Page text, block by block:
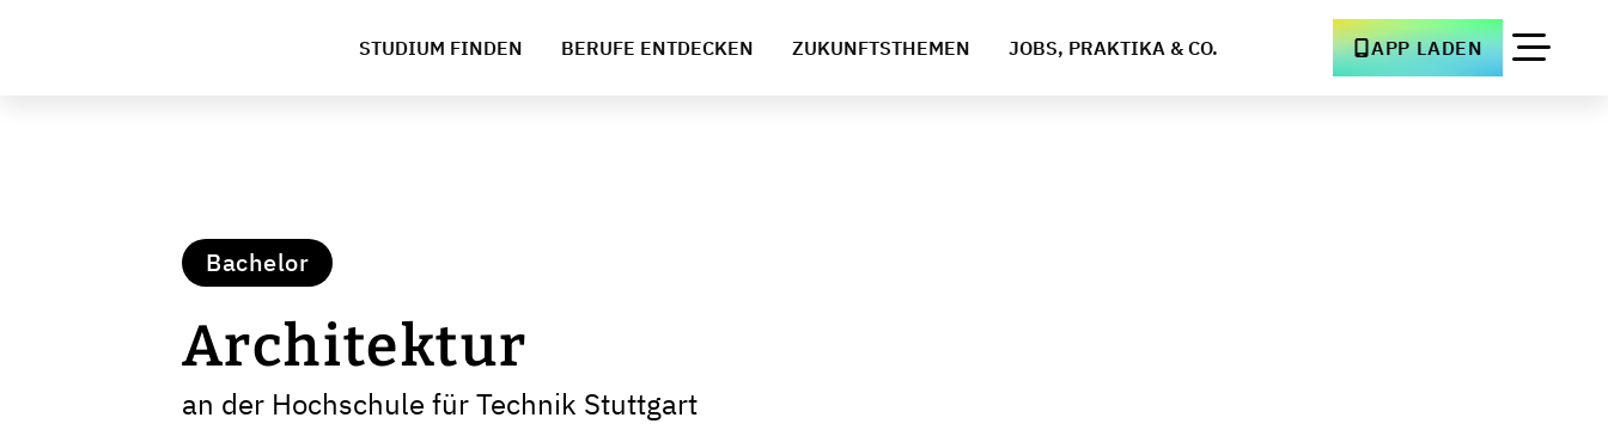
STUDIUM FINDEN BERUFE ENTDECKEN ZUKUNFTSTHEMEN JOBS, PRAKTIKA & CO. APP LADEN
Bachelor
Architektur
an der Hochschule für Technik Stuttgart